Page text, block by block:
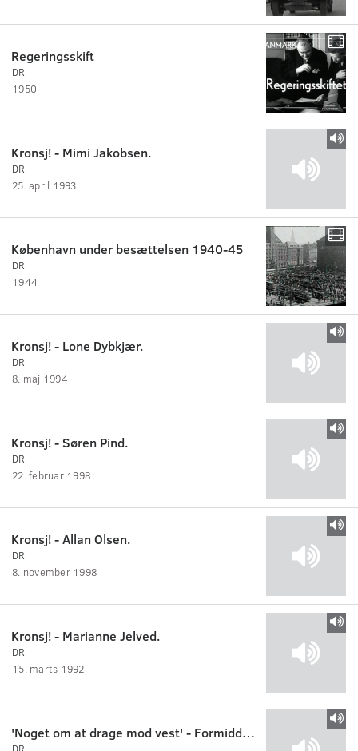
Regeringsskift
DR
1950
Kronsj! - Mimi Jakobsen.
DR
25. april 1993
København under besættelsen 1940-45
DR
1944
Kronsj! - Lone Dybkjær.
DR
8. maj 1994
Kronsj! - Søren Pind.
DR
22. februar 1998
Kronsj! - Allan Olsen.
DR
8. november 1998
Kronsj! - Marianne Jelved.
DR
15. marts 1992
'Noget om at drage mod vest' - Formiddagssamtale mellem Annette Faaborg,Bertel Søeborg og Hemming H